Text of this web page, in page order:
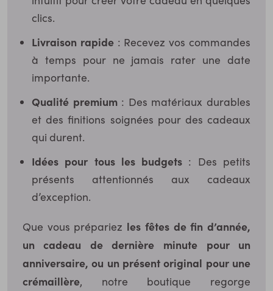
clics.
Livraison rapide: Recevez vos commandes
à temps pour ne jamais rater une date
importante.
Qualité premium: Des matériaux durables
et des finitions soignées pour des cadeaux
qui durent.
Idées pour tous les budgets : Des petits
présents attentionnés aux cadeaux
d’exception.
Que vous prépariez les fêtes de fin d’année,
un cadeau de dernière minute pour un
anniversaire, ou un présent original pour une
crémaillère, notre boutique regorge